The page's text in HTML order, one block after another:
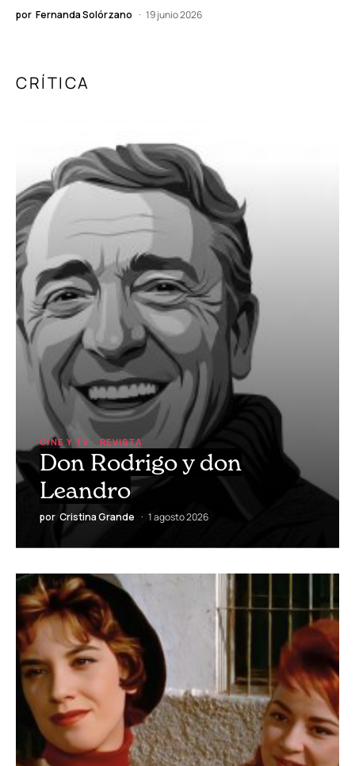
por Fernanda Solórzano 19 junio 2026
CRÍTICA
CINE Y TV REVISTA
Don Rodrigo y don
Leandro
por Cristina Grande 1 agosto 2026